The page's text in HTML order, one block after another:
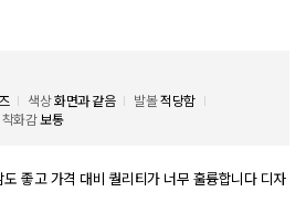
색상 화면과 같음 발볼 적당함
착화감 보통
좋고 가격 대비 퀄리티가 너무 훌륭합니다 디자